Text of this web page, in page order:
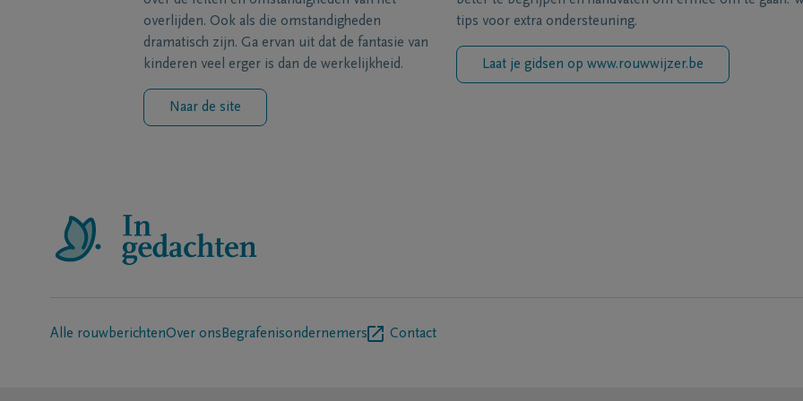
overlijden. Ook als die omstandigheden
dramatisch zijn. Ga ervan uit dat de fantasie van
kinderen veel erger is dan de werkelijkheid.
Naar de site
tips voor extra ondersteuning.
Laat je gidsen op www.rouwwijzer.be
Alle rouwberichtenOver ons Begrafenisondernemers Contact